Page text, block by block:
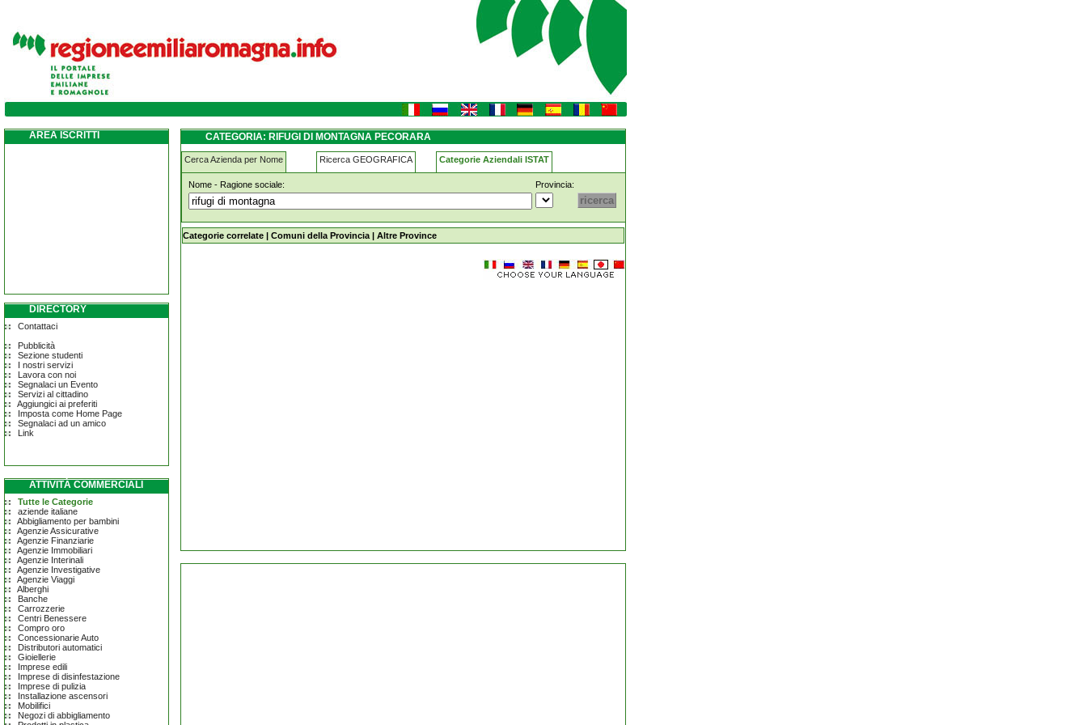
rifugi-di-montagna pecorara
AREA ISCRITTI
DIRECTORY
Contattaci
Pubblicità
Sezione studenti
I nostri servizi
Lavora con noi
Segnalaci un Evento
Servizi al cittadino
Aggiungici ai preferiti
Imposta come Home Page
Segnalaci ad un amico
Link
ATTIVITÀ COMMERCIALI
Tutte le Categorie
aziende italiane
Abbigliamento per bambini
Agenzie Assicurative
Agenzie Finanziarie
Agenzie Immobiliari
Agenzie Interinali
Agenzie Investigative
Agenzie Viaggi
Alberghi
Banche
Carrozzerie
Centri Benessere
Compro oro
Concessionarie Auto
Distributori automatici
Gioiellerie
Imprese edili
Imprese di disinfestazione
Imprese di pulizia
Installazione ascensori
Mobilifici
Negozi di abbigliamento
CATEGORIA: RIFUGI DI MONTAGNA PECORARA
Cerca Azienda per Nome Ricerca GEOGRAFICA Categorie Aziendali ISTAT
Nome - Ragione sociale: Provincia:
rifugi-di-montagna pecorara
Categorie correlate | Comuni della Provincia | Altre Province